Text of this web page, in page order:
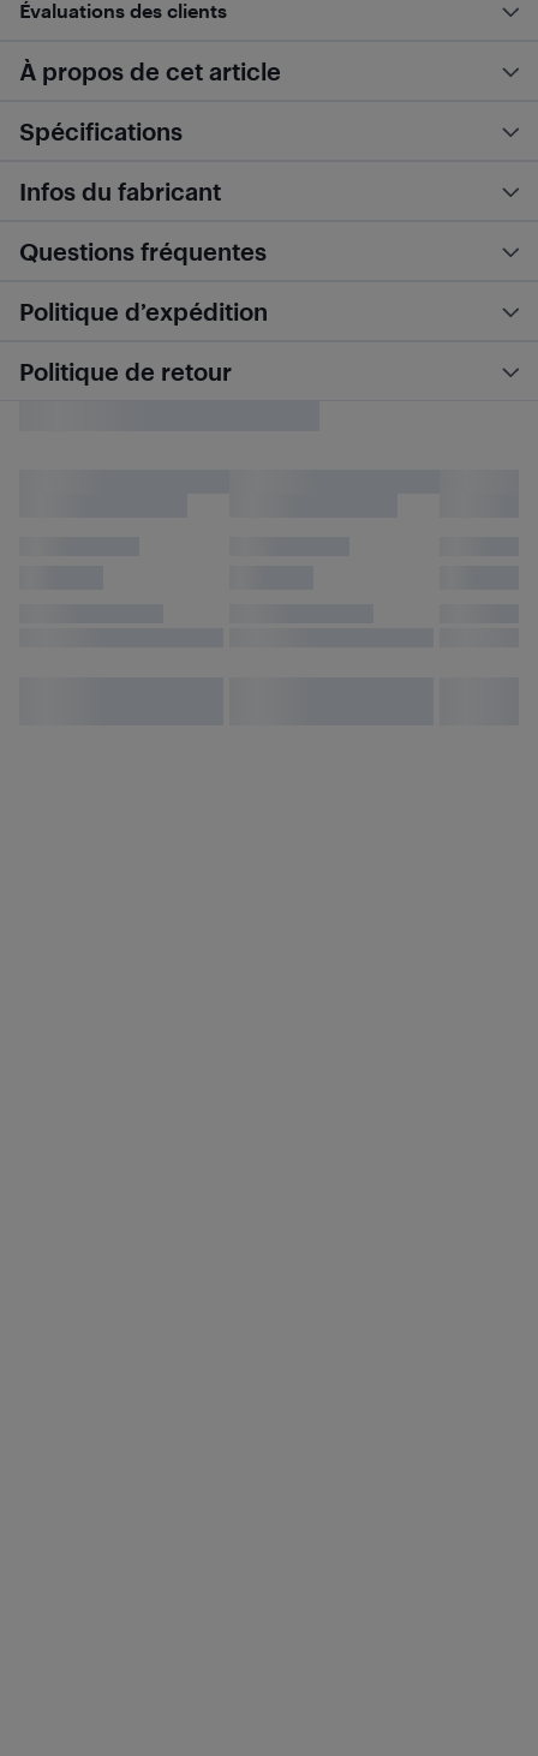
Évaluations des clients
À propos de cet article
Spécifications
Infos du fabricant
Questions fréquentes
Politique d’expédition
Politique de retour